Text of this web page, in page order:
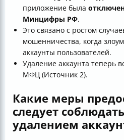
приложение была
Минцифры РФ.
Это связано с ростом
мошенничества, когда
аккаунты пользователей.
Удаление аккаунта теперь
МФЦ (Источник 2).
Какие меры
следует
удалением